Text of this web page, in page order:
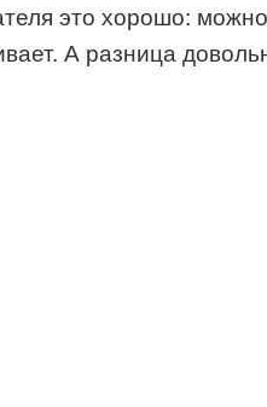
это хорошо:
А разница